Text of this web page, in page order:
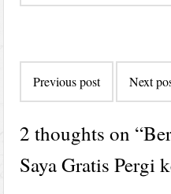
navigation
Previous post Next
2 thoughts on “
Saya Gratis Pergi